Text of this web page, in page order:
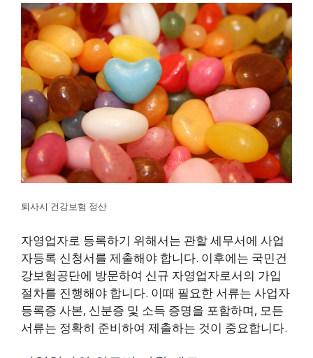
퇴사시 건강보험 정산
자영업자로 등록하기 위해서는 관할 세무서에 사업
자등록 신청서를 제출해야 합니다. 이후에는 국민건
강보험공단에 방문하여 신규 자영업자로서의 가입
절차를 진행해야 합니다. 이때 필요한 서류는 사업자
등록증 사본, 신분증 및 소득 증명을 포함하며, 모든
서류는 정확히 준비하여 제출하는 것이 중요합니다.